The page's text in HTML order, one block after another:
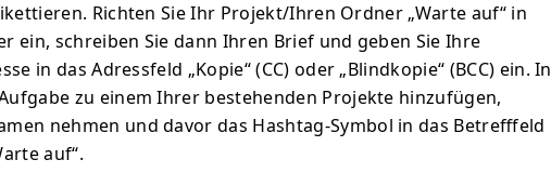
Richten Sie Ihr Projekt/Ihren Ordner „Warte auf“ in
ein, schreiben Sie dann Ihren Brief und geben Sie Ihre
in das Adressfeld „Kopie“ (CC) oder „Blindkopie“ (BCC) ein. In
zu einem Ihrer bestehenden Projekte hinzufügen,
nehmen und davor das Hashtag-Symbol in das Betrefffeld
auf“.